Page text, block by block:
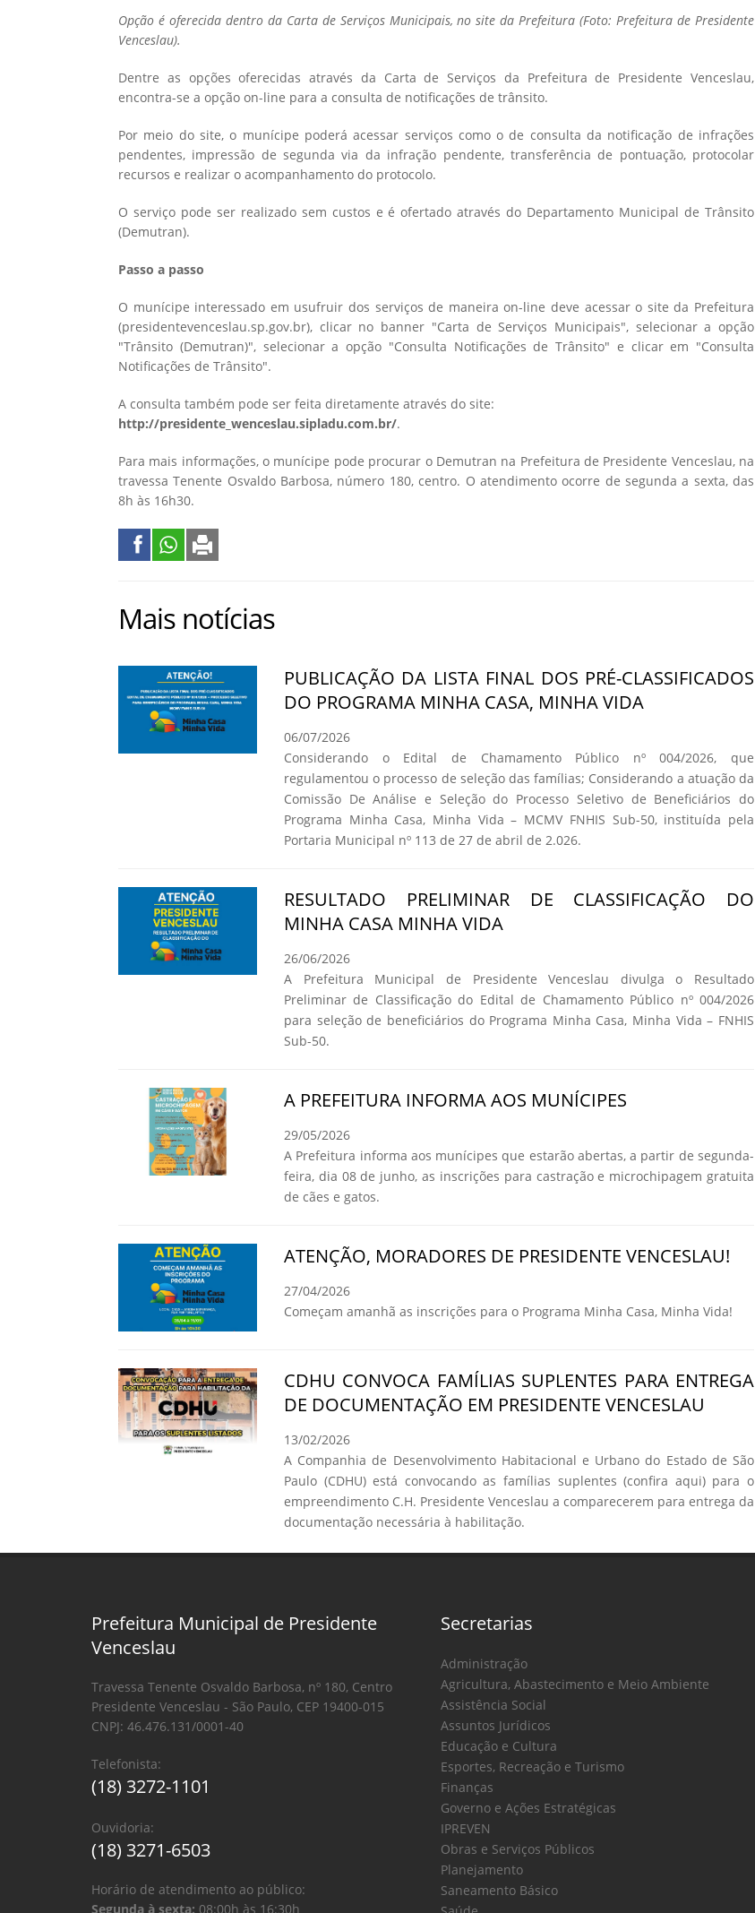
Opção é oferecida dentro da Carta de Serviços Municipais, no site da Prefeitura (Foto: Prefeitura de Presidente
Venceslau).
Dentre as opções oferecidas através da Carta de Serviços da Prefeitura de Presidente Venceslau,
encontra-se a opção on-line para a consulta de notificações de trânsito.
Por meio do site, o munícipe poderá acessar serviços como o de consulta da notificação de infrações
pendentes, impressão de segunda via da infração pendente, transferência de pontuação, protocolar
recursos e realizar o acompanhamento do protocolo.
O serviço pode ser realizado sem custos e é ofertado através do Departamento Municipal de Trânsito
(Demutran).
Passo a passo
O munícipe interessado em usufruir dos serviços de maneira on-line deve acessar o site da Prefeitura
(presidentevenceslau.sp.gov.br), clicar no banner "Carta de Serviços Municipais", selecionar a opção
"Trânsito (Demutran)", selecionar a opção "Consulta Notificações de Trânsito" e clicar em "Consulta
Notificações de Trânsito".
A consulta também pode ser feita diretamente através do site:
http://presidente_wenceslau.sipladu.com.br/.
Para mais informações, o munícipe pode procurar o Demutran na Prefeitura de Presidente Venceslau, na
travessa Tenente Osvaldo Barbosa, número 180, centro. O atendimento ocorre de segunda a sexta, das
8h às 16h30.
Mais notícias
PUBLICAÇÃO DA LISTA FINAL DOS PRÉ-CLASSIFICADOS
DO PROGRAMA MINHA CASA, MINHA VIDA
06/07/2026
Considerando o Edital de Chamamento Público nº 004/2026, que
regulamentou o processo de seleção das famílias; Considerando a atuação da
Comissão De Análise e Seleção do Processo Seletivo de Beneficiários do
Programa Minha Casa, Minha Vida – MCMV FNHIS Sub-50, instituída pela
Portaria Municipal nº 113 de 27 de abril de 2.026.
RESULTADO PRELIMINAR DE CLASSIFICAÇÃO DO
MINHA CASA MINHA VIDA
26/06/2026
A Prefeitura Municipal de Presidente Venceslau divulga o Resultado
Preliminar de Classificação do Edital de Chamamento Público nº 004/2026
para seleção de beneficiários do Programa Minha Casa, Minha Vida – FNHIS
Sub-50.
A PREFEITURA INFORMA AOS MUNÍCIPES
29/05/2026
A Prefeitura informa aos munícipes que estarão abertas, a partir de segunda-
feira, dia 08 de junho, as inscrições para castração e microchipagem gratuita
de cães e gatos.
ATENÇÃO, MORADORES DE PRESIDENTE VENCESLAU!
27/04/2026
Começam amanhã as inscrições para o Programa Minha Casa, Minha Vida!
CDHU CONVOCA FAMÍLIAS SUPLENTES PARA ENTREGA
DE DOCUMENTAÇÃO EM PRESIDENTE VENCESLAU
13/02/2026
A Companhia de Desenvolvimento Habitacional e Urbano do Estado de São
Paulo (CDHU) está convocando as famílias suplentes (confira aqui) para o
empreendimento C.H. Presidente Venceslau a comparecerem para entrega da
documentação necessária à habilitação.
Prefeitura Municipal de Presidente
Venceslau
Travessa Tenente Osvaldo Barbosa, nº 180, Centro
Presidente Venceslau - São Paulo, CEP 19400-015
CNPJ: 46.476.131/0001-40
Telefonista:
(18) 3272-1101
Ouvidoria:
(18) 3271-6503
Horário de atendimento ao público:
Segunda à sexta: 08:00h às 16:30h
Secretarias
Administração
Agricultura, Abastecimento e Meio Ambiente
Assistência Social
Assuntos Jurídicos
Educação e Cultura
Esportes, Recreação e Turismo
Finanças
Governo e Ações Estratégicas
IPREVEN
Obras e Serviços Públicos
Planejamento
Saneamento Básico